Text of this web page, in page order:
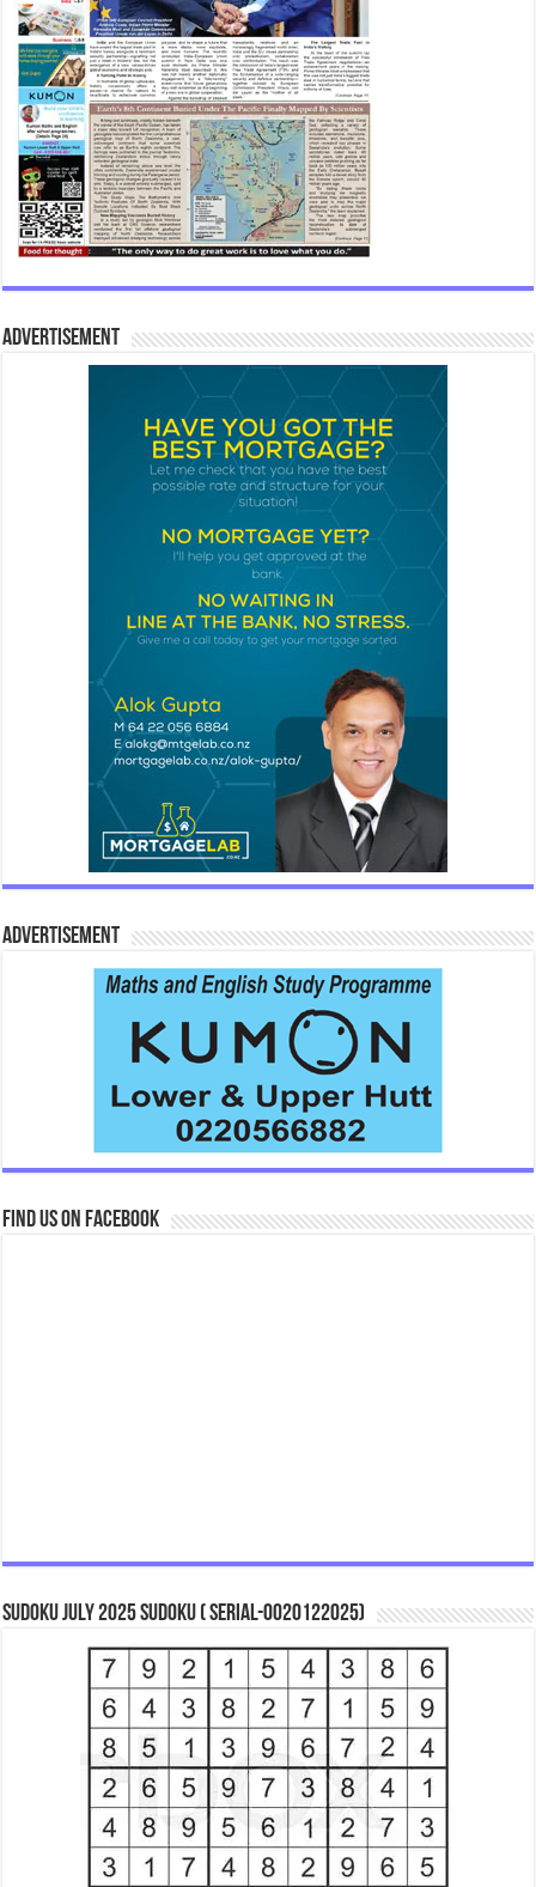
Advertisement
Advertisement
Find us on Facebook
Sudoku July 2025 Sudoku ( Serial-0020122025)